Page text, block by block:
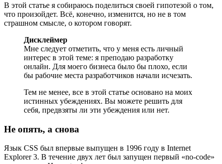
В этой статье я собираюсь поделиться своей гипотезой о том,
что произойдет. Всё, конечно, изменится, но не в том
страшном смысле, о котором говорят.
Дисклеймер
Мне следует отметить, что у меня есть личный
интерес в этой теме: я преподаю разработку
онлайн. Для моего бизнеса было бы плохо, если
бы рабочие места разработчиков начали исчезать.
Тем не менее, все в этой статье основано на моих
истинных убеждениях. Вы можете решить для
себя, предвзяты ли эти убеждения или нет.
Не опять, а снова
Язык CSS был впервые выпущен в 1996 году в Internet
Explorer 3. В течение двух лет был запущен первый «no-code»